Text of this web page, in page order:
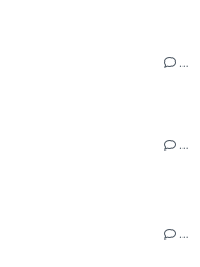
…
…
…